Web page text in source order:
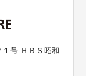
号 ＨＢＳ昭和